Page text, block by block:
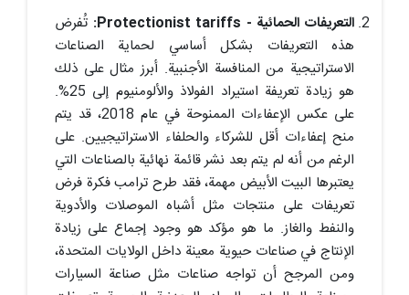
التعريفات الحمائية - Protectionist tariffs:
تُفرض
هذه التعريفات بشكل أساسي لحماية الصناعات
الاستراتيجية من المنافسة الأجنبية. أبرز مثال على ذلك
هو زيادة تعريفة استيراد الفولاذ والألومنيوم إلى 25%.
على عكس الإعفاءات الممنوحة في عام 2018، قد يتم
منح إعفاءات أقل للشركاء والحلفاء الاستراتيجيين. على
الرغم من أنه لم يتم بعد نشر قائمة نهائية بالصناعات التي
يعتبرها البيت الأبيض مهمة، فقد طرح ترامب فكرة فرض
تعريفات على منتجات مثل أشباه الموصلات والأدوية
والنفط والغاز. ما هو مؤكد هو وجود إجماع على زيادة
الإنتاج في صناعات حيوية معينة داخل الولايات المتحدة،
ومن المرجح أن تواجه صناعات مثل صناعة السيارات